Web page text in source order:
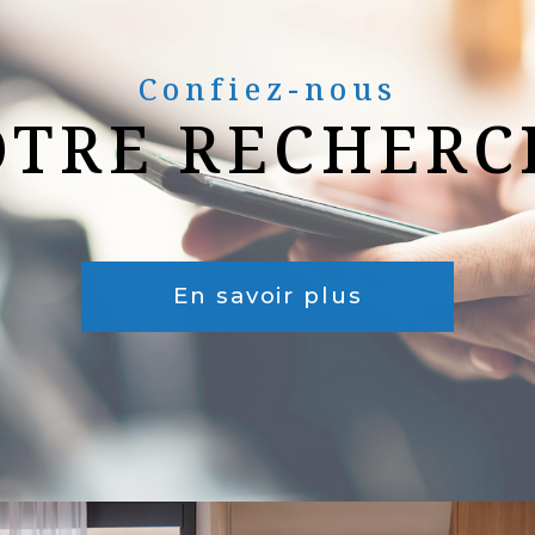
Confiez-nous
En savoir plus